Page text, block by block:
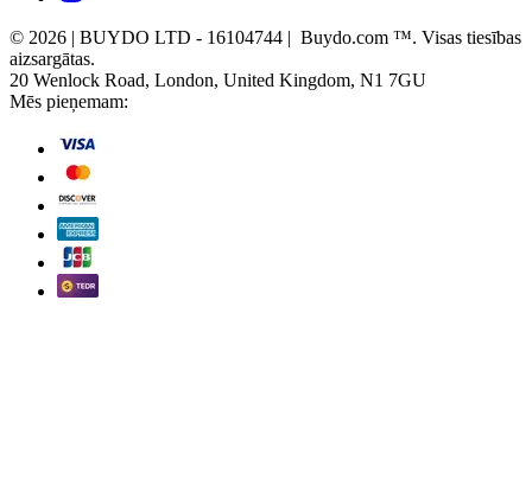
© 2026 | BUYDO LTD - 16104744 | Buydo.com ™. Visas tiesības
aizsargātas.
20 Wenlock Road, London, United Kingdom, N1 7GU
Mēs pieņemam: